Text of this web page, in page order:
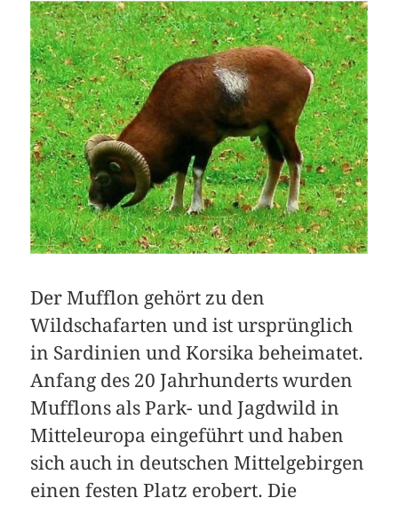
Der Mufflon gehört zu den
Wildschafarten und ist ursprünglich
in Sardinien und Korsika beheimatet.
Anfang des 20 Jahrhunderts wurden
Mufflons als Park- und Jagdwild in
Mitteleuropa eingeführt und haben
sich auch in deutschen Mittelgebirgen
einen festen Platz erobert. Die